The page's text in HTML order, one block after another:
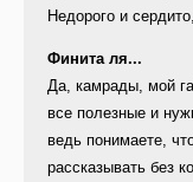
Недорого и
Финита ля...
Да, камрады, мой
все полезные и
ведь понимаете,
рассказывать без